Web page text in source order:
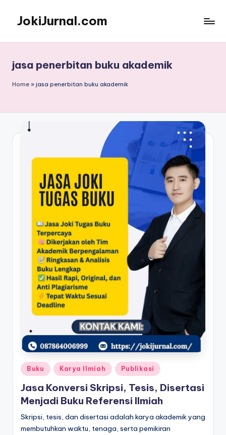
content
JokiJurnal.com
Publikasi
Jurnal
jasa penerbitan buku akademik
Home » jasa penerbitan buku akademik
Posted
in
Buku Karya Ilmiah Publikasi
Jasa Konversi Skripsi, Tesis, Disertasi
Menjadi Buku Referensi Ilmiah
Skripsi, tesis, dan disertasi adalah karya akademik yang
membutuhkan waktu, tenaga, serta pemikiran